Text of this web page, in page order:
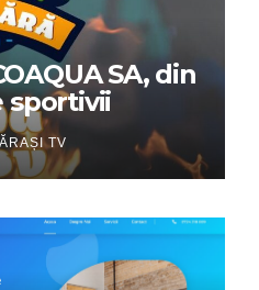
SA, din
sportivii
„Prima
TV